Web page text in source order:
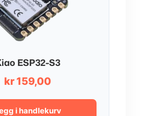
ESP32-S3
kr 159,00
i handlekurv